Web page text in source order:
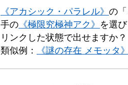
《アカシック・パラレル》 の
手の 《極限究極神アク》 を選
リンクした状態で出せますか？
類似例：
《謎の存在 メモッタ》